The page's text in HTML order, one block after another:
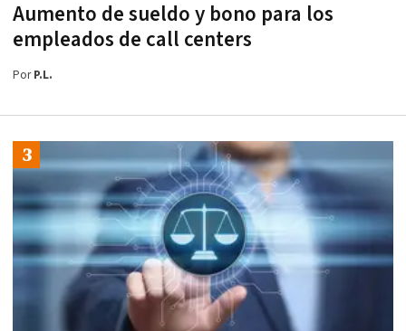
Aumento de sueldo y bono para los
empleados de call centers
PorP.L.